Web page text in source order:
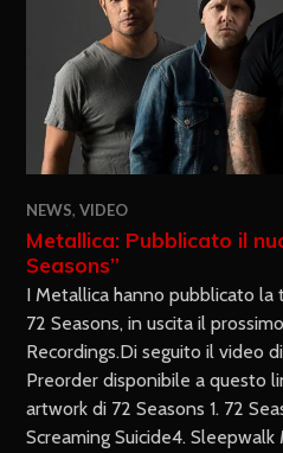
NEWS,VIDEO
Metallica: Pubblicato il
Seasons”
I Metallica hanno pubblicato
72 Seasons, in uscita il
Recordings.Di seguito il video
Preorder disponibile a questo
artwork di 72 Seasons 1. 72
Screaming Suicide4.